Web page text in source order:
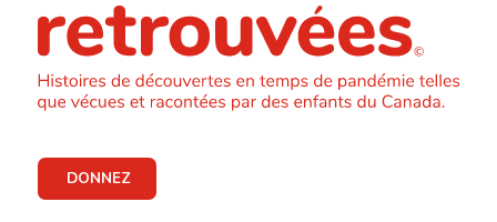
DONNEZ